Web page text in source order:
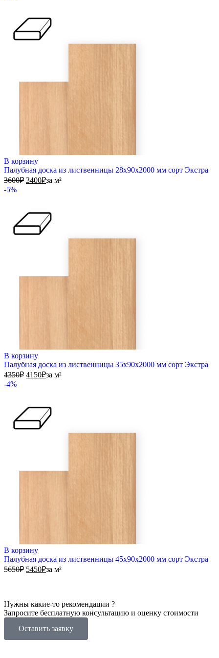
В корзину
Палубная доска из лиственницы 28х90х2000 мм сорт Экстра
3600₽ 3400₽за м²
-5%
В корзину
Палубная доска из лиственницы 35х90х2000 мм сорт Экстра
4350₽ 4150₽за м²
-4%
В корзину
Палубная доска из лиственницы 45х90х2000 мм сорт Экстра
5650₽ 5450₽за м²
Нужны какие-то рекомендации ?
Запросите бесплатную консультацию и оценку стоимости
Оставить заявку